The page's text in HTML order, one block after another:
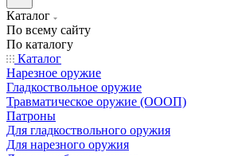
Каталог
По всему сайту
По каталогу
Каталог
Нарезное оружие
Гладкоствольное оружие
Травматическое оружие (ОООП)
Патроны
Для гладкоствольного оружия
Для нарезного оружия